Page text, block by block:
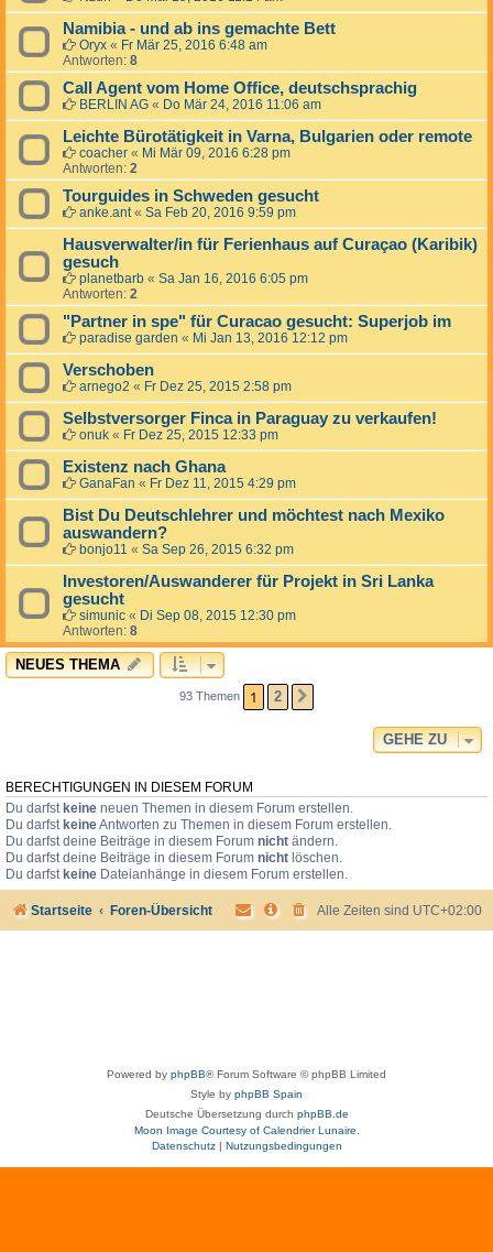
Namibia - und ab ins gemachte Bett
Oryx « Fr Mär 25, 2016 6:48 am
Antworten: 8
Call Agent vom Home Office, deutschsprachig
BERLIN AG « Do Mär 24, 2016 11:06 am
Leichte Bürotätigkeit in Varna, Bulgarien oder remote
coacher « Mi Mär 09, 2016 6:28 pm
Antworten: 2
Tourguides in Schweden gesucht
anke.ant« Sa Feb 20, 2016 9:59 pm
Hausverwalter/in für Ferienhaus auf Curaçao (Karibik)
gesuch
planetbarb « Sa Jan 16, 2016 6:05 pm
Antworten: 2
"Partner in spe" für Curacao gesucht: Superjob im
paradise garden « Mi Jan 13, 2016 12:12 pm
Verschoben
arnego2 « Fr Dez 25, 2015 2:58 pm
Selbstversorger Finca in Paraguay zu verkaufen!
onuk « Fr Dez 25, 2015 12:33 pm
Existenz nach Ghana
GanaFan « Fr Dez 11, 2015 4:29 pm
Bist Du Deutschlehrer und möchtest nach Mexiko
auswandern?
bonjo11 « Sa Sep 26, 2015 6:32 pm
Investoren/Auswanderer für Projekt in Sri Lanka
gesucht
simunic « Di Sep 08, 2015 12:30 pm
Antworten: 8
NEUES THEMA
93 Themen 1 2
GEHE ZU
BERECHTIGUNGEN IN DIESEM FORUM
Du darfst keine neuen Themen in diesem Forum erstellen.
Du darfst keineAntworten zu Themen in diesem Forum erstellen.
Du darfst deine Beiträge in diesem Forum nicht ändern.
Du darfst deine Beiträge in diesem Forum nicht löschen.
Du darfst keine Dateianhänge in diesem Forum erstellen.
Startseite Foren-Übersicht Alle Zeiten sind UTC+02:00
Powered by phpBB® Forum Software © phpBB Limited
Style by phpBB Spain
Deutsche Übersetzung durch phpBB.de
Moon Image Courtesy of Calendrier Lunaire.
Datenschutz| Nutzungsbedingungen